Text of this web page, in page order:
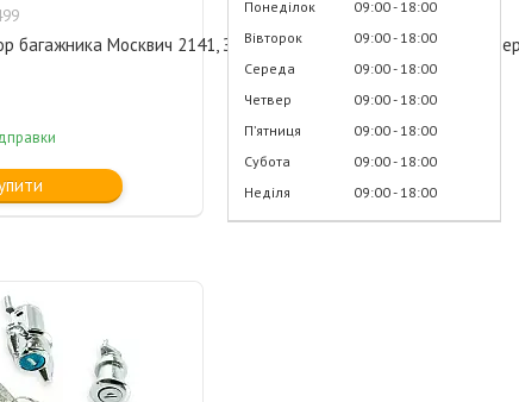
багажника Москвич 2141, ЗАЗ 1103 Славута (амортизатор
Понеділок 09:00 18:00
Вівторок
09:00 18:00
Середа
09:00 18:00
Четвер
09:00 18:00
Пʼятниця
09:00 18:00
Субота
09:00 18:00
Неділя
09:00 18:00